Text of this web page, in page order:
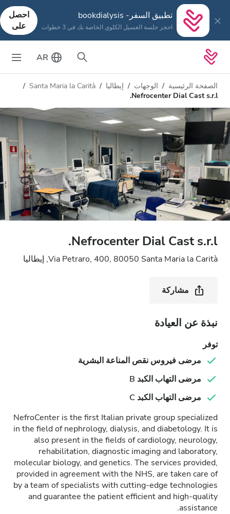
تطبيق السفر- bookdialysis
احجز جلسة الغسيل الكلوي الخاصة بك في 3 خطوات
احصل
على
AR
الصفحة الرئيسية الوجهات إيطاليا
Santa Maria la Carità
Nefrocenter Dial Cast s.r.l.
Nefrocenter Dial Cast s.r.l.
Via Petraro, 400, 80050 Santa Maria la Carità, إيطاليا
مشاركة
نبذة عن العيادة
توفر
مرضى فيروس نقص المناعة البشرية
مرضى التهاب الكبد B
مرضى التهاب الكبد C
NefroCenter is the first Italian private group specialized
in the field of nephrology, dialysis, and diabetology. It is
also present in the fields of cardiology, neurology,
rehabilitation, diagnostic imaging and laboratory,
molecular biology, and genetics. The services provided,
provided in agreement with the NHS, are taken care of
by a team of specialists with cutting-edge technologies
and guarantee the patient efficient and high-quality
assistance.